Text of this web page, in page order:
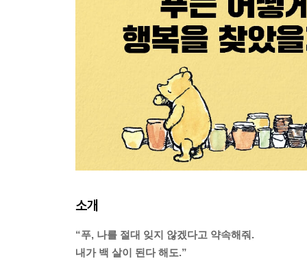
소개
“푸, 나를 절대 잊지 않겠다고 약속해줘.
내가 백 살이 된다 해도.”